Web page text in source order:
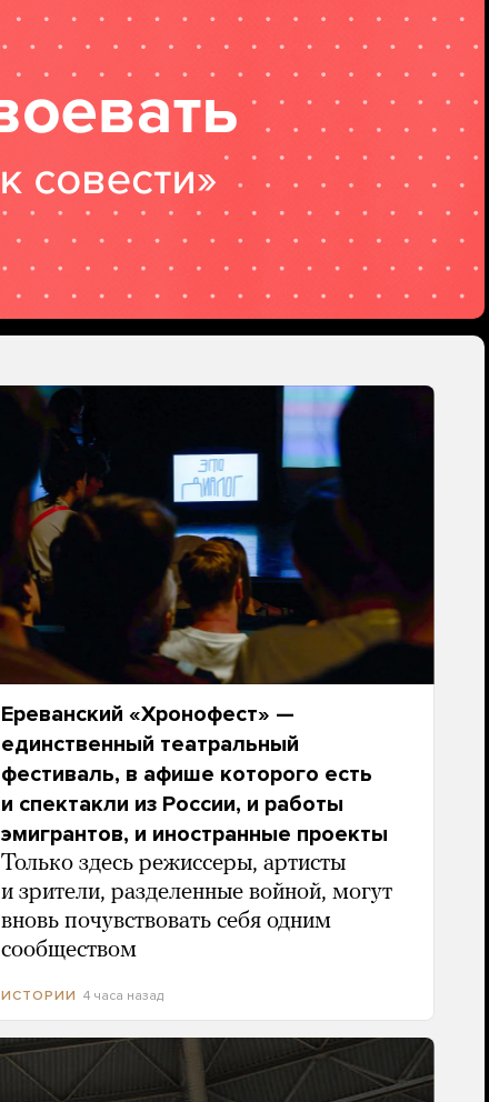
Ереванский «Хронофест» —
единственный театральный
фестиваль, в афише которого есть
и спектакли из России, и работы
эмигрантов, и иностранные проекты
Только здесь режиссеры, артисты
и зрители, разделенные войной, могут
вновь почувствовать себя одним
сообществом
ИСТОРИИ 4 часа назад